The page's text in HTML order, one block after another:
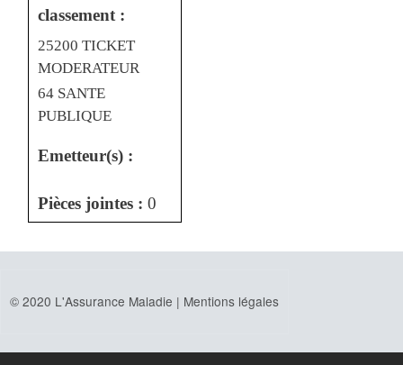
classement :
25200 TICKET
MODERATEUR
64 SANTE
PUBLIQUE
Emetteur(s) :
Pièces jointes : 0
© 2020 L'Assurance Maladie | Mentions légales